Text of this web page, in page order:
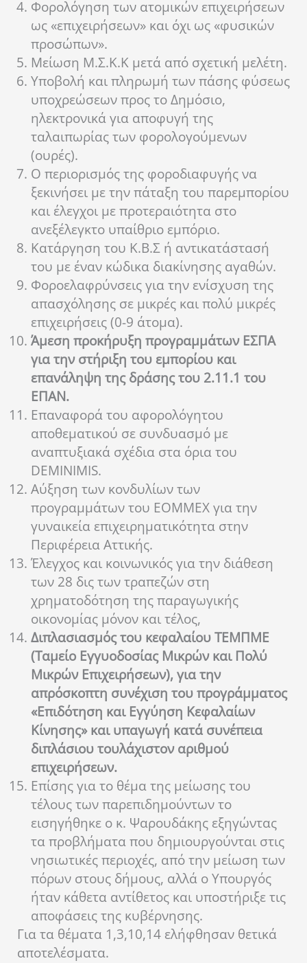
Φορολόγηση των ατομικών επιχειρήσεων
ως «επιχειρήσεων» και όχι ως «φυσικών
προσώπων».
Μείωση Μ.Σ.Κ.Κ μετά από σχετική μελέτη.
Υποβολή και πληρωμή των πάσης φύσεως
υποχρεώσεων προς το Δημόσιο,
ηλεκτρονικά για αποφυγή της
ταλαιπωρίας των φορολογούμενων
(ουρές).
Ο περιορισμός της φοροδιαφυγής να
ξεκινήσει με την πάταξη του παρεμπορίου
και έλεγχοι με προτεραιότητα στο
ανεξέλεγκτο υπαίθριο εμπόριο.
Κατάργηση του Κ.Β.Σ ή αντικατάστασή
του με έναν κώδικα διακίνησης αγαθών.
Φοροελαφρύνσεις για την ενίσχυση της
απασχόλησης σε μικρές και πολύ μικρές
επιχειρήσεις (0-9 άτομα).
Άμεση προκήρυξη προγραμμάτων ΕΣΠΑ
για την στήριξη του εμπορίου και
επανάληψη της δράσης του 2.11.1 του
ΕΠΑΝ.
Επαναφορά του αφορολόγητου
αποθεματικού σε συνδυασμό με
αναπτυξιακά σχέδια στα όρια του
DEMINIMIS.
Αύξηση των κονδυλίων των
προγραμμάτων του ΕΟΜΜΕΧ για την
γυναικεία επιχειρηματικότητα στην
Περιφέρεια Αττικής.
Έλεγχος και κοινωνικός για την διάθεση
των 28 δις των τραπεζών στη
χρηματοδότηση της παραγωγικής
οικονομίας μόνον και τέλος,
Διπλασιασμός του κεφαλαίου ΤΕΜΠΜΕ
(Ταμείο Εγγυοδοσίας Μικρών και Πολύ
Μικρών Επιχειρήσεων), για την
απρόσκοπτη συνέχιση του προγράμματος
«Επιδότηση και Εγγύηση Κεφαλαίων
Κίνησης» και υπαγωγή κατά συνέπεια
διπλάσιου τουλάχιστον αριθμού
επιχειρήσεων.
Επίσης για το θέμα της μείωσης του
τέλους των παρεπιδημούντων το
εισηγήθηκε ο κ. Ψαρουδάκης εξηγώντας
τα προβλήματα που δημιουργούνται στις
νησιωτικές περιοχές, από την μείωση των
πόρων στους δήμους, αλλά ο Υπουργός
ήταν κάθετα αντίθετος και υποστήριξε τις
αποφάσεις της κυβέρνησης.
Για τα θέματα 1,3,10,14 ελήφθησαν θετικά
αποτελέσματα.